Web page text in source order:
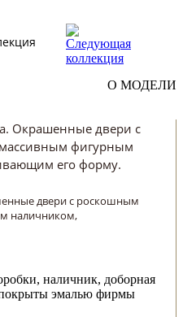
О МОДЕЛИ
Окрашенные двери с
фигурным
его форму.
двери с роскошным
наличником,
наличник, доборная
покрыты эмалью фирмы